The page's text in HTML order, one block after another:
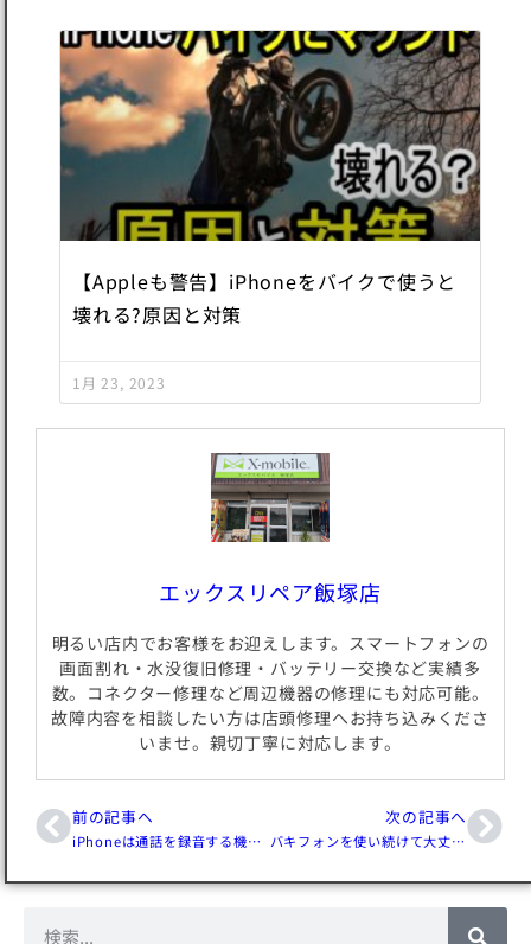
【Appleも警告】iPhoneをバイクで使うと
壊れる?原因と対策
1月 23, 2023
エックスリペア飯塚店
明るい店内でお客様をお迎えします。スマートフォンの
画面割れ・水没復旧修理・バッテリー交換など実績多
数。コネクター修理など周辺機器の修理にも対応可能。
故障内容を相談したい方は店頭修理へお持ち込みくださ
いませ。親切丁寧に対応します。
前の記事へ
iPhoneは通話を録音する機能がない?その理由と通話の録音方法を紹介します!
次の記事へ
バキフォンを使い続けて大丈夫?iPhoneの画面が割れた時の対処法と予防法